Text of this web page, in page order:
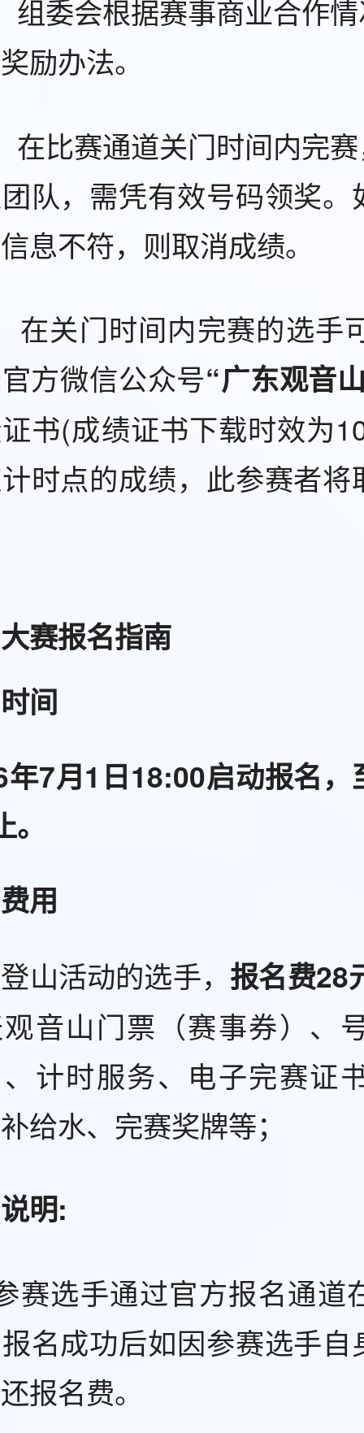
组委会根据赛事商业合作
励办法。
在比赛通道关门时间内完
队，需凭有效号码领奖
息不符，则取消成绩。
在关门时间内完赛的选手
方微信公众号“广东观音
书(成绩证书下载时效为
时点的成绩，此参赛者
赛报名指南
间
年7月1日18:00启动报名
用
山活动的选手， 报名费28
音山门票（赛事券）、
计时服务、电子完赛证
给水、完赛奖牌等；
明:
赛选手通过官方报名通道
名成功后如因参赛选手
报名费。